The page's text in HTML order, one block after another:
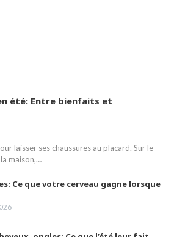
été: Entre bienfaits et
laisser ses chaussures au placard. Sur le
maison,…
Ce que votre cerveau gagne lorsque